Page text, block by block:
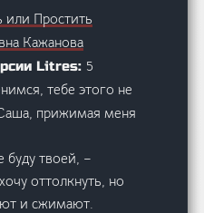
или Простить
Кажанова
Litres: 5
тебе этого не
прижимая меня
буду твоей, –
оттолкнуть, но
и сжимают.